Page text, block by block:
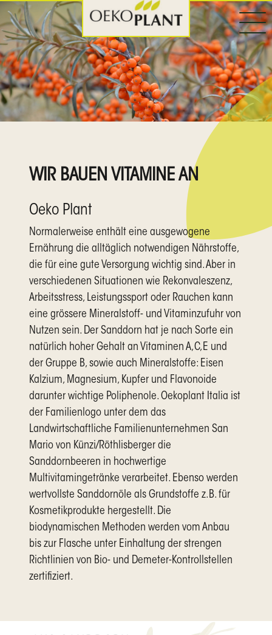
WIR BAUEN VITAMINE AN
Oeko Plant
Normalerweise enthält eine ausgewogene
Ernährung die alltäglich notwendigen Nährstoffe,
die für eine gute Versorgung wichtig sind. Aber in
verschiedenen Situationen wie Rekonvaleszenz,
Arbeitsstress, Leistungssport oder Rauchen kann
eine grössere Mineralstoff- und Vitaminzufuhr von
Nutzen sein. Der Sanddorn hat je nach Sorte ein
natürlich hoher Gehalt an Vitaminen A,C,E und
der Gruppe B, sowie auch Mineralstoffe: Eisen
Kalzium, Magnesium, Kupfer und Flavonoide
darunter wichtige Poliphenole. Oekoplant Italia ist
der Familienlogo unter dem das
Landwirtschaftliche Familienunternehmen San
Mario von Künzi/Röthlisberger die
Sanddornbeeren in hochwertige
Multivitamingetränke verarbeitet. Ebenso werden
wertvollste Sanddornöle als Grundstoffe z.B. für
Kosmetikprodukte hergestellt. Die
biodynamischen Methoden werden vom Anbau
bis zur Flasche unter Einhaltung der strengen
Richtlinien von Bio- und Demeter-Kontrollstellen
zertifiziert.